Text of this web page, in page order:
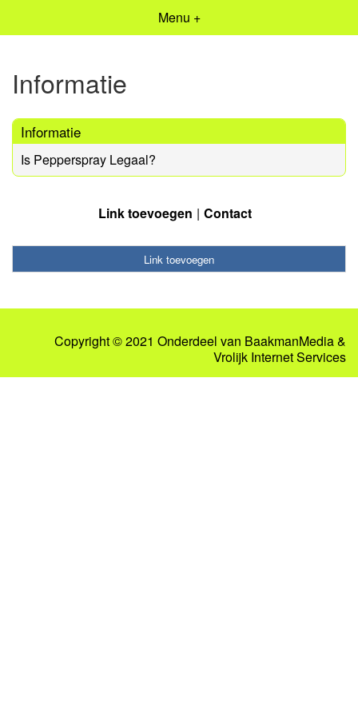
Menu +
Informatie
Informatie
Is Pepperspray Legaal?
Link toevoegen Contact
Link toevoegen
Copyright © 2021 Onderdeel van BaakmanMedia&
Vrolijk Internet Services